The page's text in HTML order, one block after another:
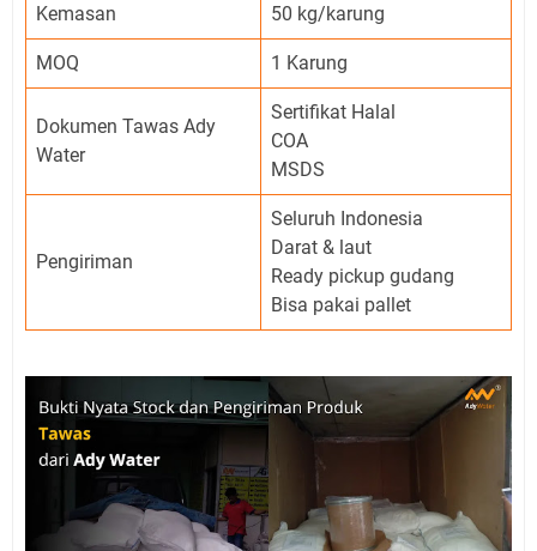
Kemasan 50 kg/karung
MOQ 1 Karung
Dokumen Tawas Ady
Water
Sertifikat Halal
COA
MSDS
Pengiriman
Seluruh Indonesia
Darat & laut
Ready pickup gudang
Bisa pakai pallet